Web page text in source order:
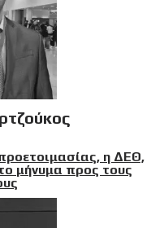
η ΔΕΘ,
μήνυμα προς τους